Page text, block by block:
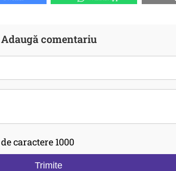
Adaugă comentariu
caractere 1000
Trimite